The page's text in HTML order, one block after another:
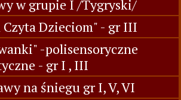
w grupie I /Tygryski/
Czyta Dzieciom" - gr III
-polisensoryczne
- gr I , III
na śniegu gr I, V, VI